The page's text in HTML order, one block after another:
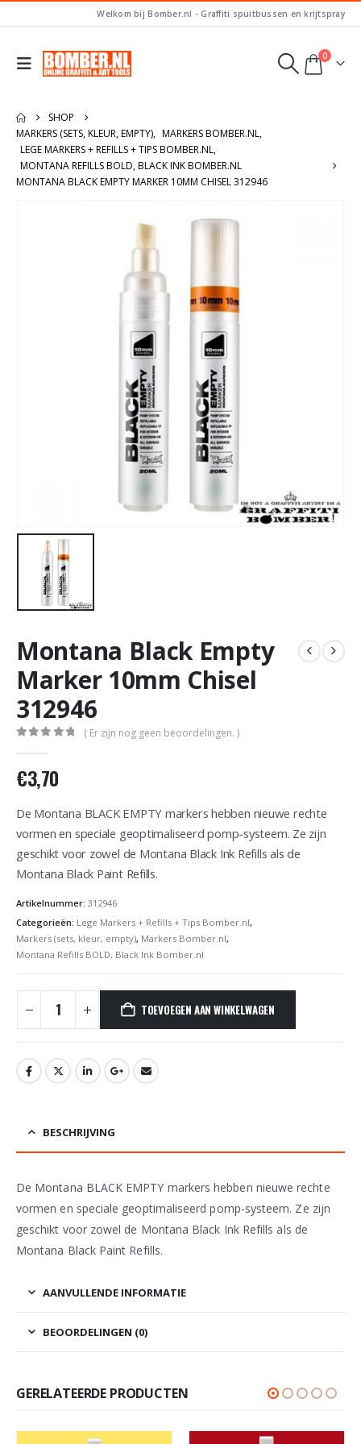
Welkom bij Bomber.nl - Graffiti spuitbussen en krijtspray
0
SHOP
MARKERS (SETS, KLEUR, EMPTY), MARKERS BOMBER.NL,
LEGE MARKERS + REFILLS + TIPS BOMBER.NL,
MONTANA REFILLS BOLD, BLACK INK BOMBER.NL
MONTANA BLACK EMPTY MARKER 10MM CHISEL 312946
Montana Black Empty
Marker 10mm Chisel
312946
( Er zijn nog geen beoordelingen. )
€3,70
De Montana BLACK EMPTY markers hebben nieuwe rechte
vormen en speciale geoptimaliseerd pomp-systeem. Ze zijn
geschikt voor zowel de Montana Black Ink Refills als de
Montana Black Paint Refills.
Artikelnummer: 312946
Categorieën: Lege Markers + Refills + Tips Bomber.nl,
Markers (sets, kleur, empty), Markers Bomber.nl,
Montana Refills BOLD, Black Ink Bomber.nl
TOEVOEGEN AAN WINKELWAGEN
BESCHRIJVING
De Montana BLACK EMPTY markers hebben nieuwe rechte
vormen en speciale geoptimaliseerd pomp-systeem. Ze zijn
geschikt voor zowel de Montana Black Ink Refills als de
Montana Black Paint Refills.
AANVULLENDE INFORMATIE
BEOORDELINGEN (0)
GERELATEERDE PRODUCTEN